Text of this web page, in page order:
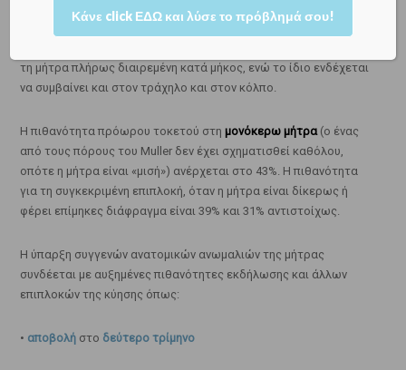
παραλλήλων σωλήνων, που ονομάζονται
παραμεσονεφρικοί
. Η δίδελφυς μήτρα προκύπτει, όταν η
τη μήτρα πλήρως διαιρεμένη κατά μήκος, ενώ το ίδιο ενδέχεται
να συμβαίνει και στον τράχηλο και στον κόλπο.
Η πιθανότητα πρόωρου τοκετού στη μονόκερω μήτρα(ο ένας
από τους πόρους του Muller δεν έχει σχηματισθεί καθόλου,
οπότε η μήτρα είναι «μισή») ανέρχεται στο 43%. Η πιθανότητα
για τη συγκεκριμένη επιπλοκή, όταν η μήτρα είναι δίκερως ή
φέρει επίμηκες διάφραγμα είναι 39% και 31% αντιστοίχως.
Η ύπαρξη συγγενών ανατομικών ανωμαλιών της μήτρας
συνδέεται με αυξημένες πιθανότητες εκδήλωσης και άλλων
επιπλοκών της κύησης όπως:
• αποβολήστο δεύτερο τρίμηνο
Κάνε click ΕΔΩ και λύσε το πρόβλημά σου!